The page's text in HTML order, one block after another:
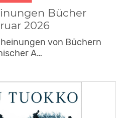
Bücher
2026
von Büchern
A…